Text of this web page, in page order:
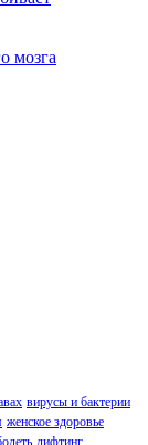
мозга
вирусы и бактерии
женское здоровье
лифтинг